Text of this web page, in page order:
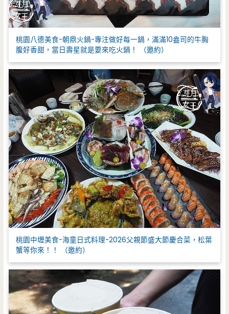
桃園八德美食-朝鼎火鍋-專注做好每一鍋，滿滿10盎司的牛胸
腹好香甜，當日壽星就是要來吃火鍋！ （邀約）
桃園中壢美食-海童日式料理-2026父親節盛大節慶合菜，松葉
蟹等你來！！ （邀約）